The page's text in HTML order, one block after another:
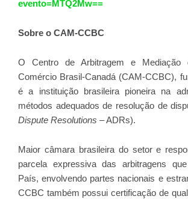
evento=MTQ2Mw==
Sobre o CAM-CCBC
O Centro de Arbitragem e Mediação
Comércio Brasil-Canadá (CAM-CCBC),
é a instituição brasileira pioneira na
métodos adequados de resolução de
Dispute Resolutions – ADRs).
Maior câmara brasileira do setor e
parcela expressiva das arbitragens
País, envolvendo partes nacionais e
CCBC também possui certificação de